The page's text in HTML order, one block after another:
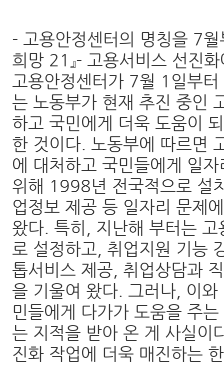
- 고용안정센터의 명칭을 7월
희망 21』- 고용서비스 선진
고용안정센터가 7월 1일부터
는 노동부가 현재 추진 중인
하고 국민에게 더욱 도움이
한 것이다. 노동부에 따르면
에 대처하고 국민들에게 일
위해 1998년 전국적으로 설
업정보 제공 등 일자리 문제
왔다. 특히, 지난해 부터는
로 설정하고, 취업지원 기능
톱서비스 제공, 취업상담과
을 기울여 왔다. 그러나, 이
민들에게 다가가 도움을 주
는 지적을 받아 온 게 사실이
진화 작업에 더욱 매진하는